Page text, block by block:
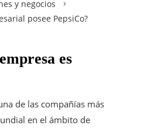
y negocios
posee PepsiCo?
es
de las compañías más
en el ámbito de